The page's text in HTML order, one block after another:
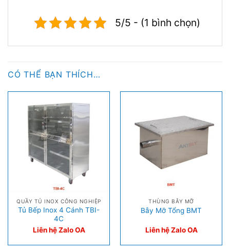
5/5 - (1 bình chọn)
CÓ THỂ BẠN THÍCH…
QUẦY TỦ INOX CÔNG NGHIỆP
Tủ Bếp Inox 4 Cánh TBI-
4C
Liên hệ Zalo OA
THÙNG BẪY MỠ
Bẫy Mỡ Tổng BMT
Liên hệ Zalo OA